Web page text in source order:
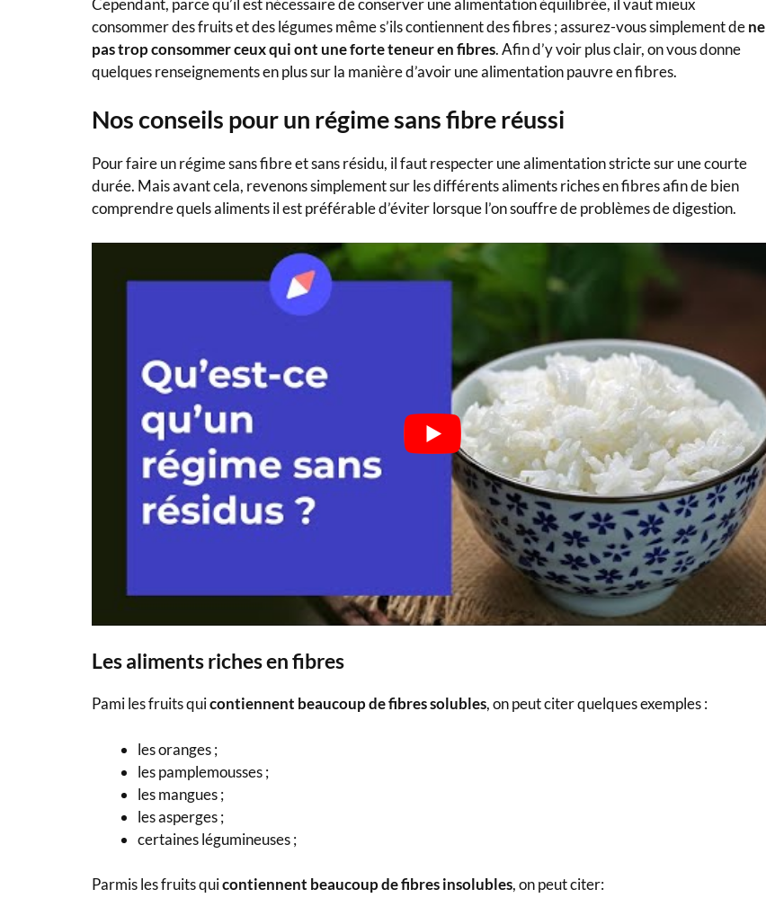
consommer des fruits et des légumes même s’ils contiennent des fibres ; assurez-vous simplement dene
pas trop consommer ceux qui ont une forte teneur en fibres. Afin d’y voir plus clair, on vous donne
quelques renseignements en plus sur la manière d’avoir une alimentation pauvre en fibres.
Nos conseils pour un régime sans fibre réussi
Pour faire un régime sans fibre et sans résidu, il faut respecter une alimentation stricte sur une courte
durée. Mais avant cela, revenons simplement sur les différents aliments riches en fibres afin de bien
comprendre quels aliments il est préférable d’éviter lorsque l’on souffre de problèmes de digestion.
Les aliments riches en fibres
Pami les fruits quicontiennent beaucoup de fibres solubles, on peut citer quelques exemples :
les oranges ;
les pamplemousses ;
les mangues ;
les asperges ;
certaines légumineuses ;
Parmis les fruits quicontiennent beaucoup de fibres insolubles, on peut citer: